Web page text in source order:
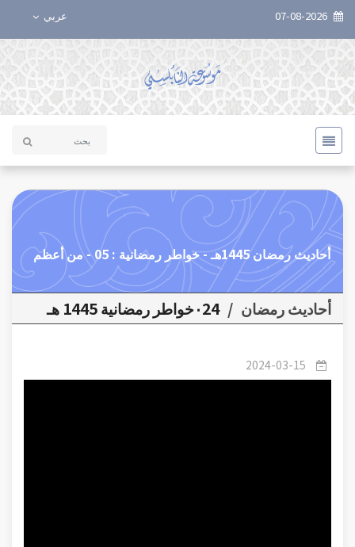
عربي
أحاديث رمضان 1445هـ - خواطر رمضانية : 05 - من أعظم
الطاعات في رمضان
أحاديث رمضان / ٠24خواطر رمضانية 1445 هـ
2024-03-15